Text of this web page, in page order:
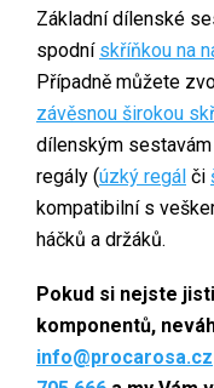
Základní dílenské
spodní skříňkou na
Případně můžete
závěsnou širokou
dílenským
regály (úzký regál či
kompatibilní s
háčků a držáků.
Pokud si nejste
komponentů,
info@procarosa.cz